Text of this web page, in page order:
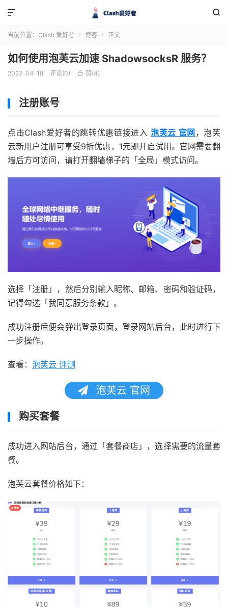


当前位置： Clash 爱好者  博客  正文
如何使用泡芙云加速 ShadowsocksR 服务？
2022-04-18 评论(0)  赞(4)
注册账号
点击Clash爱好者的跳转优惠链接进入 泡芙云 官网 ，泡芙
云新用户注册可享受9折优惠，1元即开启试用。官网需要翻
墙后方可访问，请打开翻墙梯子的「全局」模式访问。
选择「注册」，然后分别输入昵称、邮箱、密码和验证码，
记得勾选「我同意服务条款」。
成功注册后便会弹出登录页面，登录网站后台，此时进行下
一步操作。
查看： 泡芙云 评测
泡芙云 官网
购买套餐
成功进入网站后台，通过「套餐商店」，选择需要的流量套
餐。
泡芙云套餐价格如下：